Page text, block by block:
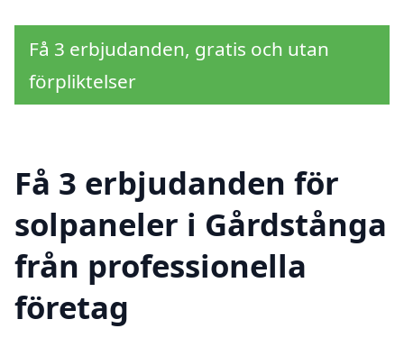
Få 3 erbjudanden, gratis och utan
förpliktelser
Få 3 erbjudanden för
solpaneler i Gårdstånga
från professionella
företag